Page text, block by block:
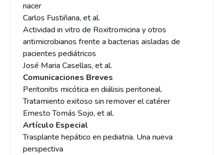
nacer
Carlos Fustiñana, et al.
Actividad in vitro de Roxitromicina y otros
antimicrobianos frente a bacterias aisladas de
pacientes pediátricos
José Maria Casellas, et al.
Comunicaciones Breves
Peritonitis micótica en diálisis peritoneal.
Tratamiento exitoso sin remover el catérer
Ernesto Tomás Sojo, et al.
Artículo Especial
Trasplante hepático en pediatria. Una nueva
perspectiva